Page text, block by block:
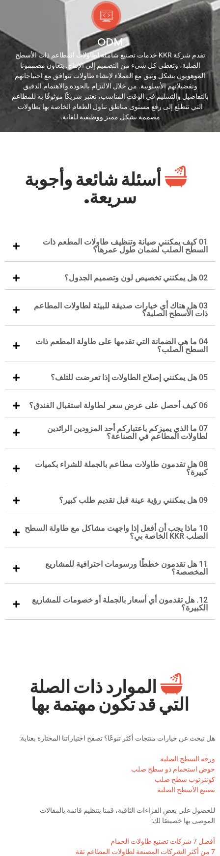
ODM
تقدم شركة KKR خدمات تصنيع شاملة لطاولات المطاعم ذات الأسطح
الصلبة، وتغطي كل شيء من التصميم إلى الإنتاج. يتعاون مصممونا
الموهوبون بشكل وثيق مع العملاء لإنشاء طاولات تتوافق مع احتياجاتهم
وتفضيلاتهم الأسلوبية. من خلال الالتزام بالجودة والاهتمام الدقيق
بالتفاصيل والتسليم في الوقت المناسب، نعتبر شريكًا موثوقًا به للمطاعم
التي تتطلع إلى رفع مستوى مناطق تناول الطعام الخاصة بها بطاولات
مصممة بشكل مميز ووظيفية للغاية.
أسئلة شائعة وأجوبة
سريعة.
01 كيف يمكنني صيانة وتنظيف طاولات المطعم ذات
السطح الصلب لضمان طول عمرها؟
03 هل هناك أي خيارات صديقة للبيئة لطاولات المطاعم
ذات الأسطح الصلبة؟
04 ما هي الضمانة التي تقدمها على طاولة المطعم ذات
السطح الصلب؟
07 ما الذي يميزكم باعتباركم أحد المزودين الرائدين
لطاولات المطاعم في الصناعة؟
08 هل تقدمون طاولات مطاعم بالجملة للشراء بكميات
كبيرة؟
10 ماذا يجب أن أفعل إذا واجهت مشاكل مع طاولة السطح
الصلب KKR الخاصة بي؟
11 هل تقدمون خططًا ورسومات احترافية للمشاريع
المخصصة؟
12. هل تقدمون أي أسعار بالجملة أو خصومات للمشاريع
الكبيرة؟
الموارد ذات الصلة
التي قد تكون مهتمة بها
تبحث عن خيارات منتجات أكثر تنوعًا؟ تصفح اختياراتنا المختارة بعناية:
السطح الصلبة
استحمام ذو سطح صلب
سطح صلب
الأسطح الصلبة
على بعض القراءات الثاقبة، قمنا بتنظيم قائمة بالمقالات
بها خصيصًا لك:
تصنيع طاولات الحمام